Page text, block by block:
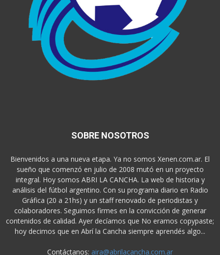
SOBRE NOSOTROS
Bienvenidos a una nueva etapa. Ya no somos Xenen.com.ar. El
sueño que comenzó en julio de 2008 mutó en un proyecto
integral. Hoy somos ABRI LA CANCHA. La web de historia y
análisis del fútbol argentino. Con su programa diario en Radio
Gráfica (20 a 21hs) y un staff renovado de periodistas y
colaboradores. Seguimos firmes en la convicción de generar
contenidos de calidad. Ayer decíamos que No eramos copypaste;
hoy decimos que en Abrí la Cancha siempre aprendés algo...
Contáctanos: aira@abrilacancha.com.ar